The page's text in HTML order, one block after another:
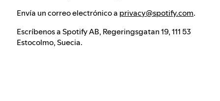
Envía un correo electrónico a privacy@spotify.com.
Escríbenos a Spotify AB, Regeringsgatan 19, 111 53
Estocolmo, Suecia.